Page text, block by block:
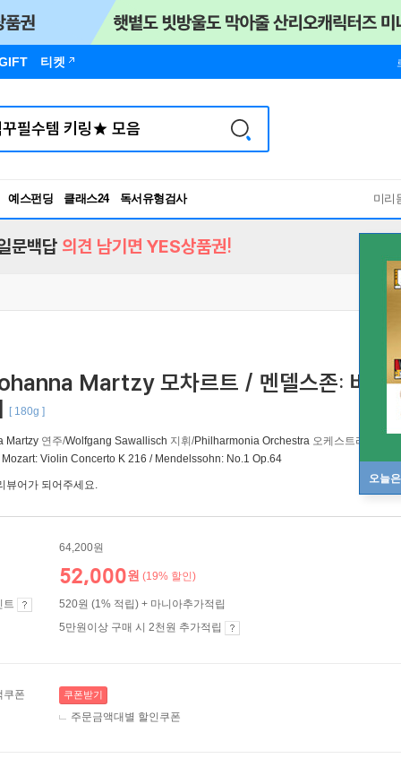
티켓
예스펀딩 클래스24
독서유형검사
RBTI Lab
미리
오늘
문백답 의견 남기면 YES상품권!
Martzy 모차르트 / 멘델스존: 바이
[ 180g ]
Martzy 연주/Wolfgang Sawallisch 지휘/Philharmonia Orchestra 오케스트라
Mozart: Violin Concerto K 216 / Mendelssohn: No.1 Op.64
뷰어가 되어주세요.
64,200원
52,000원 (19% 할인)
트
520원 (1% 적립) + 마니아추가적립
5만원이상 구매 시 2천원 추가적립
쿠폰 쿠폰받기
주문금액대별 할인쿠폰